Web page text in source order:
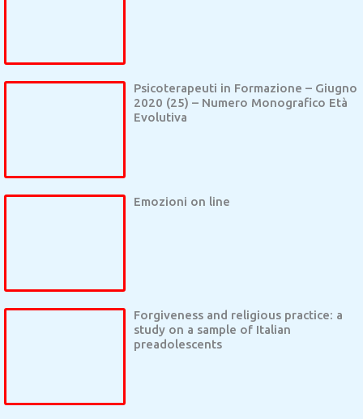
Psicoterapeuti in Formazione – Giugno
2020 (25) – Numero Monografico Età
Evolutiva
Emozioni on line
Forgiveness and religious practice: a
study on a sample of Italian
preadolescents